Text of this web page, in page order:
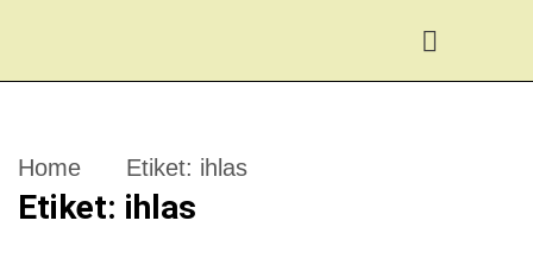
Home Etiket: ihlas
Etiket: ihlas